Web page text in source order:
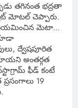
తగినంత భద్రతా
మోటల్ చెప్పారు.
నియమించిన మెటా…
ద్వేషపూరిత
అంతర్గత
ఫీడ్ కంటే
19